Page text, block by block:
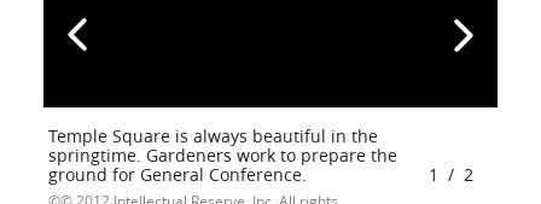
Temple Square is always beautiful in the
springtime. Gardeners work to prepare the
ground for General Conference.
1 / 2